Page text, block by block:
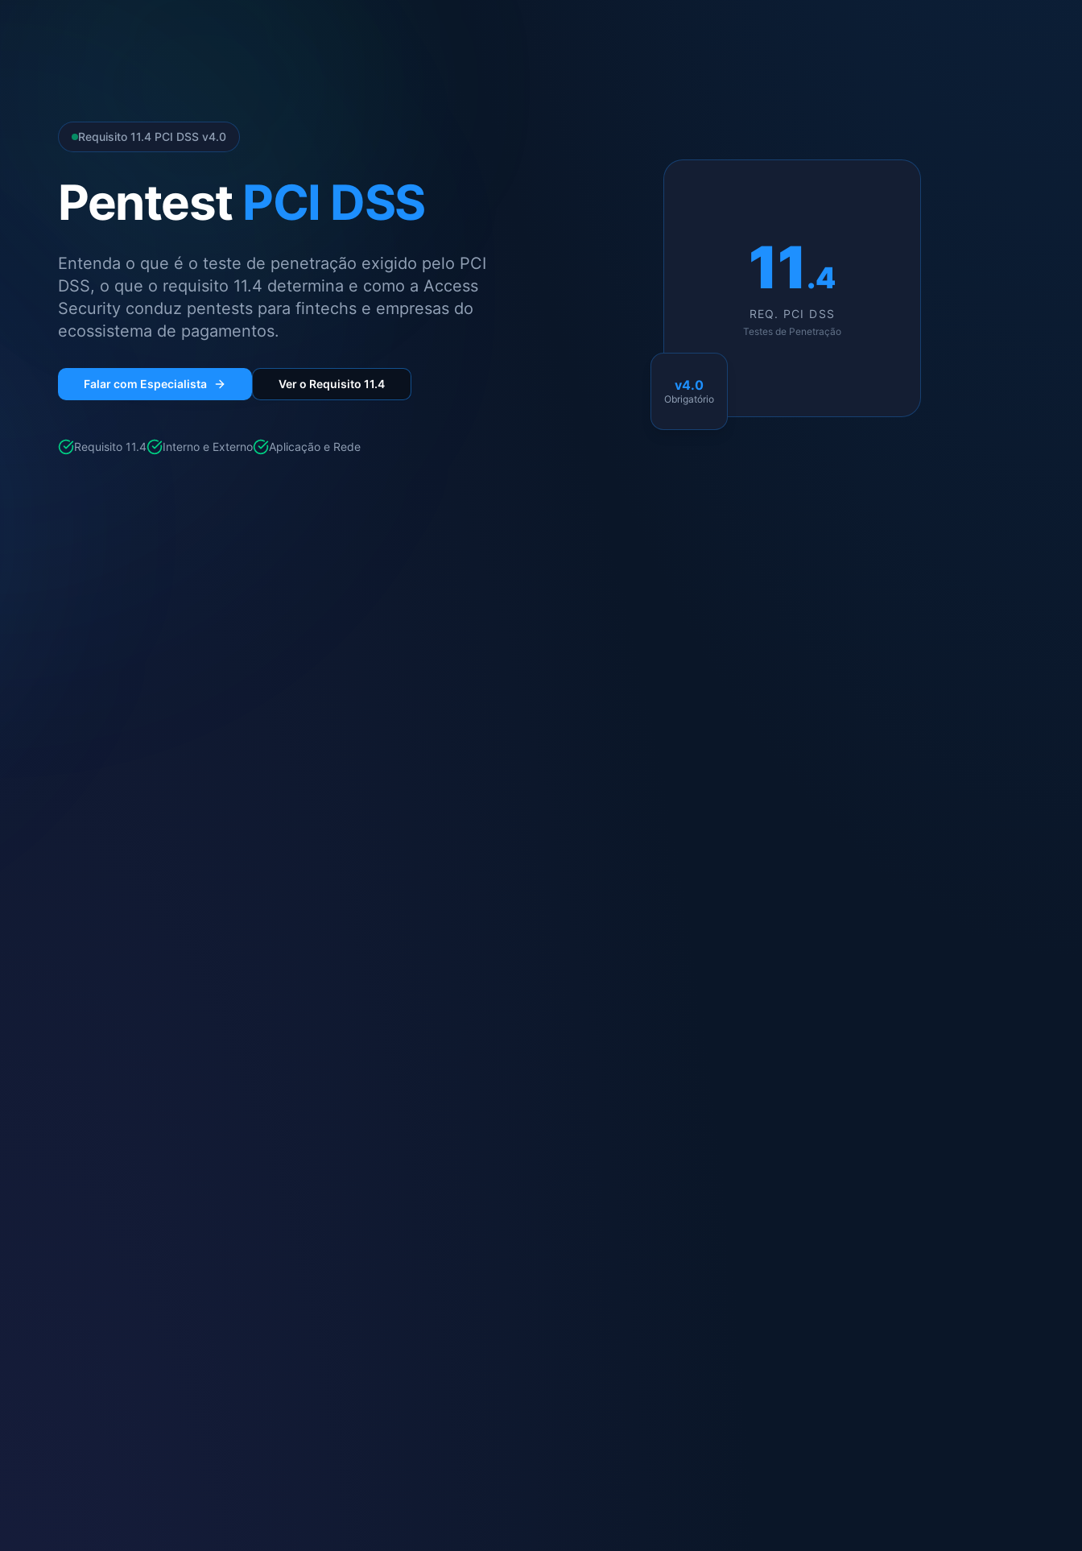
Requisito 11.4 PCI DSS v4.0
Pentest PCI DSS
Entenda o que é o teste de penetração exigido pelo PCI
DSS, o que o requisito 11.4 determina e como a Access
Security conduz pentests para fintechs e empresas do
ecossistema de pagamentos.
Falar com Especialista Ver o Requisito 11.4
Requisito 11.4 Interno e Externo Aplicação e Rede
11.4
REQ. PCI DSS
Testes de Penetração
v4.0
Obrigatório